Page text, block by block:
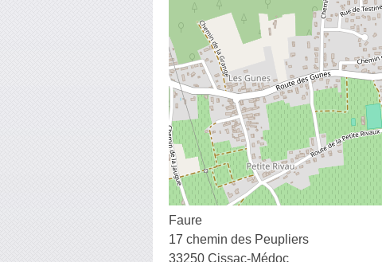
Faure
17 chemin des Peupliers
33250 Cissac-Médoc